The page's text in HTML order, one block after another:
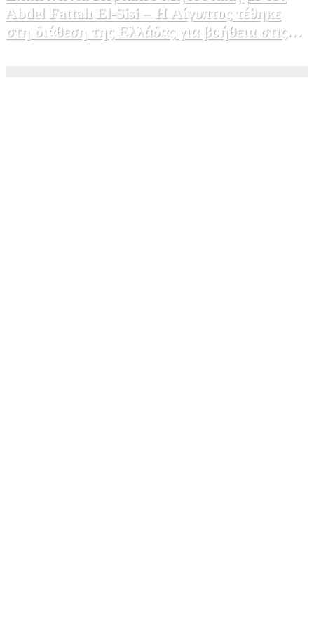
Abdel Fattah El-Sisi – Η Αίγυπτος τέθηκε
στη διάθεση της Ελλάδας για βοήθεια στις